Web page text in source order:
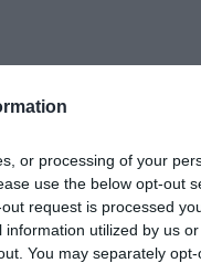
or processing of your
use the below opt-out
request is processed
utilized by us
You may separately